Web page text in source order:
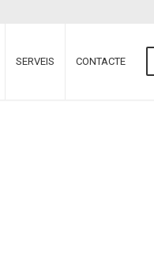
SERVEIS CONTACTE